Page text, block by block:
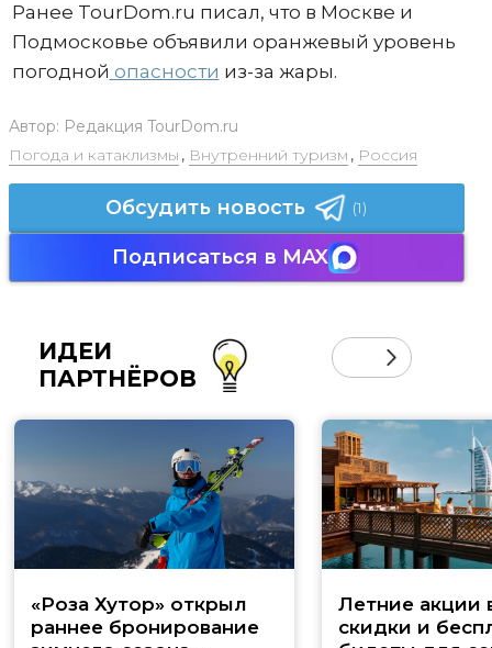
Ранее TourDom.ru писал, что в Москве и
Подмосковье объявили оранжевый уровень
погодной опасности из-за жары.
Автор: Редакция TourDom.ru
Погода и катаклизмы , Внутренний туризм , Россия
Обсудить новость (1)
Подписаться в MAX
ИДЕИ
ПАРТНЁРОВ
«Роза Хутор» открыл
раннее бронирование
Летние акции
скидки и